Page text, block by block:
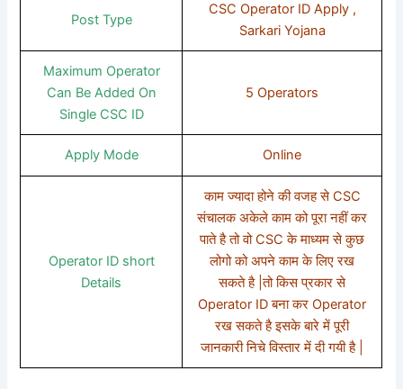
Post Type
CSC Operator ID Apply ,
Sarkari Yojana
Maximum Operator
Can Be Added On
Single CSC ID
5 Operators
Apply Mode Online
Operator ID short
Details
काम ज्यादा होने की वजह से CSC
संचालक अकेले काम को पूरा नहीं कर
पाते है तो वो CSC के माध्यम से कुछ
लोगो को अपने काम के लिए रख
सकते है |तो किस प्रकार से
Operator ID बना कर Operator
रख सकते है इसके बारे में पूरी
जानकारी निचे विस्तार में दी गयी है |